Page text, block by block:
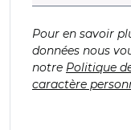
Pour en savoir
données nous
notre Politique
caractère